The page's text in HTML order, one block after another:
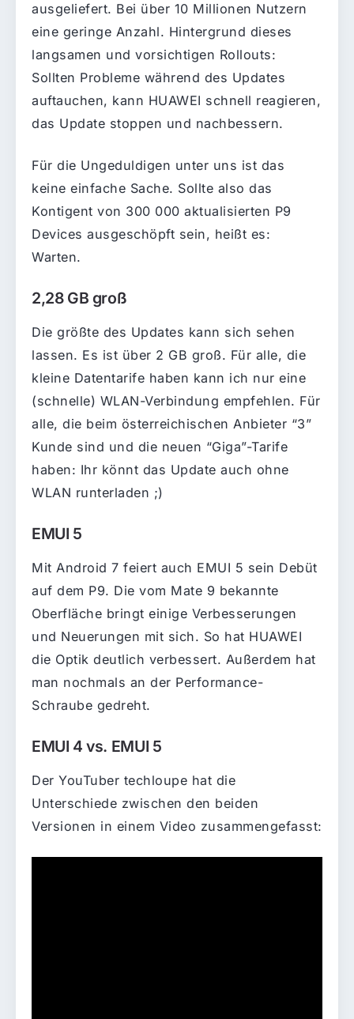
ausgeliefert. Bei über 10 Millionen Nutzern
eine geringe Anzahl. Hintergrund dieses
langsamen und vorsichtigen Rollouts:
Sollten Probleme während des Updates
auftauchen, kann HUAWEI schnell reagieren,
das Update stoppen und nachbessern.
Für die Ungeduldigen unter uns ist das
keine einfache Sache. Sollte also das
Kontigent von 300 000 aktualisierten P9
Devices ausgeschöpft sein, heißt es:
Warten.
2,28 GB groß
Die größte des Updates kann sich sehen
lassen. Es ist über 2 GB groß. Für alle, die
kleine Datentarife haben kann ich nur eine
(schnelle) WLAN-Verbindung empfehlen. Für
alle, die beim österreichischen Anbieter “3”
Kunde sind und die neuen “Giga”-Tarife
haben: Ihr könnt das Update auch ohne
WLAN runterladen ;)
EMUI 5
Mit Android 7 feiert auch EMUI 5 sein Debüt
auf dem P9. Die vom Mate 9 bekannte
Oberfläche bringt einige Verbesserungen
und Neuerungen mit sich. So hat HUAWEI
die Optik deutlich verbessert. Außerdem hat
man nochmals an der Performance-
Schraube gedreht.
EMUI 4 vs. EMUI 5
Der YouTuber techloupe hat die
Unterschiede zwischen den beiden
Versionen in einem Video zusammengefasst: